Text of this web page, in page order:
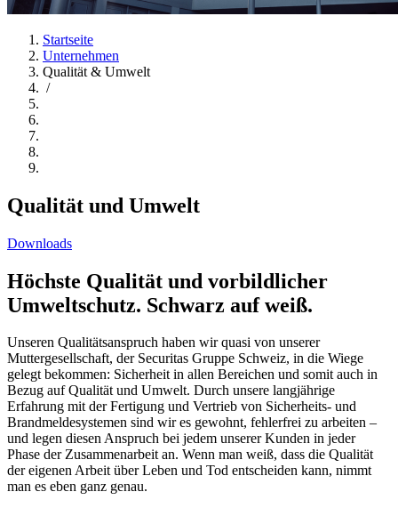
Startseite
Unternehmen
Qualität & Umwelt
/
Qualität und Umwelt
Downloads
Höchste Qualität und vorbildlicher
Umweltschutz. Schwarz auf weiß.
Unseren Qualitätsanspruch haben wir quasi von unserer
Muttergesellschaft, der Securitas Gruppe Schweiz, in die Wiege
gelegt bekommen: Sicherheit in allen Bereichen und somit auch in
Bezug auf Qualität und Umwelt. Durch unsere langjährige
Erfahrung mit der Fertigung und Vertrieb von Sicherheits- und
Brandmeldesystemen sind wir es gewohnt, fehlerfrei zu arbeiten –
und legen diesen Anspruch bei jedem unserer Kunden in jeder
Phase der Zusammenarbeit an. Wenn man weiß, dass die Qualität
der eigenen Arbeit über Leben und Tod entscheiden kann, nimmt
man es eben ganz genau.